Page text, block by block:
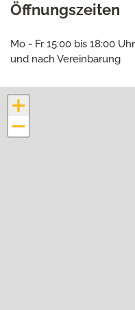
Öffnungszeiten
Mo - Fr 15:00 bis 18:00 Uhr
und nach Vereinbarung
+
−